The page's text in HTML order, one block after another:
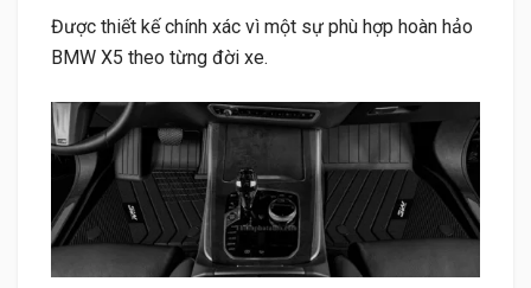
Được thiết kế chính xác vì một sự phù hợp hoàn hảo
BMW X5 theo từng đời xe.